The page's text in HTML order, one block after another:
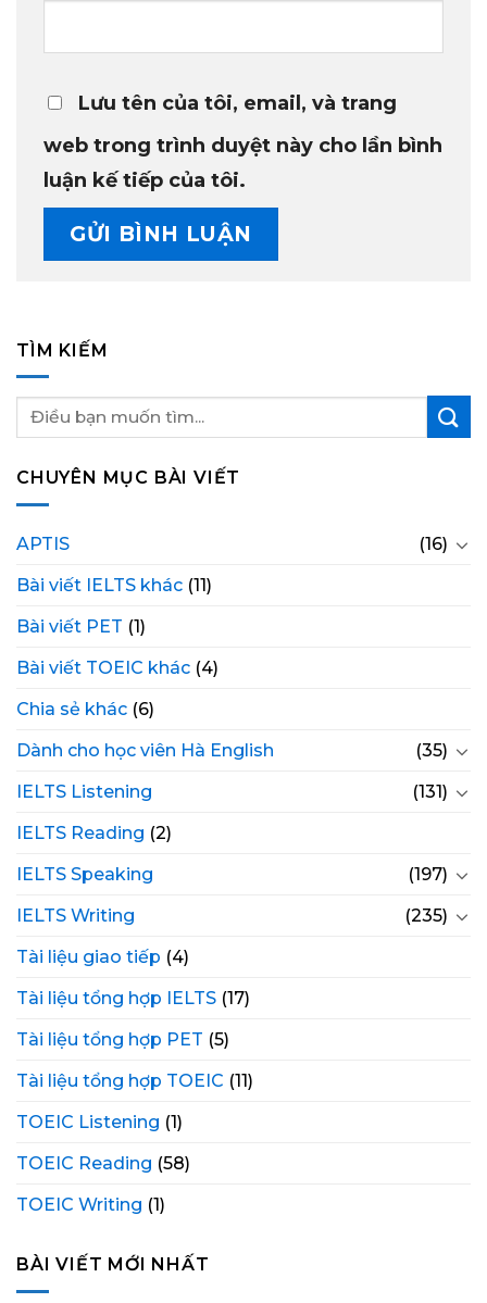
Lưu tên của tôi, email, và trang
web trong trình duyệt này cho lần bình
luận kế tiếp của tôi.
TÌM KIẾM
CHUYÊN MỤC BÀI VIẾT
APTIS
(16)
Bài viết IELTS khác (11)
Bài viết PET (1)
Bài viết TOEIC khác (4)
Chia sẻ khác (6)
Dành cho học viên Hà English
(35)
IELTS Listening
(131)
IELTS Reading (2)
IELTS Speaking
(197)
IELTS Writing
(235)
Tài liệu giao tiếp (4)
Tài liệu tổng hợp IELTS (17)
Tài liệu tổng hợp PET (5)
Tài liệu tổng hợp TOEIC (11)
TOEIC Listening (1)
TOEIC Reading (58)
TOEIC Writing (1)
BÀI VIẾT MỚI NHẤT